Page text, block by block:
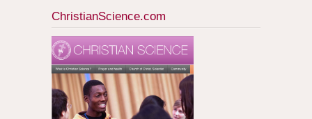
ChristianScience.com